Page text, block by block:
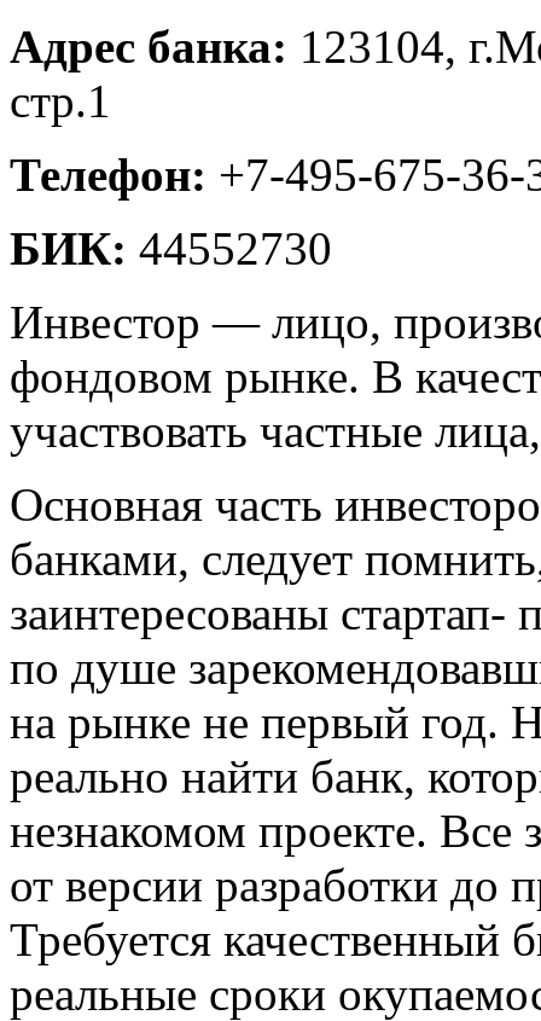
Адрес банка: 123104,
стр.1
Телефон: +7-495-675-36-
БИК: 44552730
Инвестор — лицо,
фондовом рынке. В
участвовать частные
Основная часть
банками, следует
заинтересованы
по душе
на рынке не первый год.
реально найти банк,
незнакомом проекте. Все
от версии разработки до
Требуется качественный
реальные сроки